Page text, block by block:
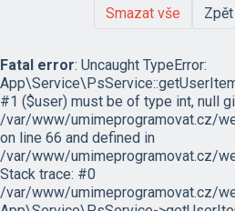
Smazat vše
Fatal error: Uncaught TypeError:
#1 ($user) must be of type int, null
/var/www/umimeprogramovat.cz/
on line 66 and defined in
/var/www/umimeprogramovat.cz/
Stack trace: #0
/var/www/umimeprogramovat.cz/